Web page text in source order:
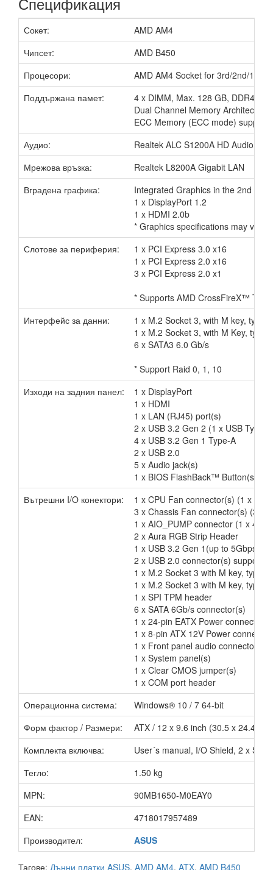
Сокет:
AMD AM4
Чипсет:
AMD B450
Процесори:
AMD AM4 Socket for 3rd/2nd/1st
Поддържана памет:
4 x DIMM, Max. 128 GB, DDR4
Dual Channel Memory Architecture
ECC Memory (ECC mode) support
Аудио:
Realtek ALC S1200A HD Audio
Мрежова връзка:
Realtek L8200A Gigabit LAN
Вградена графика:
Integrated Graphics in the 2nd
1 x DisplayPort 1.2
1 x HDMI 2.0b
* Graphics specifications may vary
Слотове за периферия:
1 x PCI Express 3.0 x16
1 x PCI Express 2.0 x16
3 x PCI Express 2.0 x1
* Supports AMD CrossFireX™
Интерфейс за данни:
1 x M.2 Socket 3, with M key, type
1 x M.2 Socket 3, with M Key, type
6 x SATA3 6.0 Gb/s
* Support Raid 0, 1, 10
Изходи на задния панел:
1 x DisplayPort
1 x HDMI
1 x LAN (RJ45) port(s)
2 x USB 3.2 Gen 2 (1 x USB Type-
4 x USB 3.2 Gen 1 Type-A
2 x USB 2.0
5 x Audio jack(s)
1 x BIOS FlashBack™ Button(s)
Вътрешни I/O конектори:
1 x CPU Fan connector(s) (1 x 4 -
3 x Chassis Fan connector(s) (3 x
1 x AIO_PUMP connector (1 x 4 -
2 x Aura RGB Strip Header
1 x USB 3.2 Gen 1(up to 5Gbps)
2 x USB 2.0 connector(s)
1 x M.2 Socket 3 with M key, type
1 x M.2 Socket 3 with M key, type
1 x SPI TPM header
6 x SATA 6Gb/s connector(s)
1 x 24-pin EATX Power
1 x 8-pin ATX 12V Power
1 x Front panel audio connector(s)
1 x System panel(s)
1 x Clear CMOS jumper(s)
1 x COM port header
Операционна система:
Windows® 10 / 7 64-bit
Форм фактор / Размери:
ATX / 12 x 9.6 inch (30.5 x 24.4 cm)
Комплекта включва:
User´s manual, I/O Shield, 2 x
Тегло:
1.50 kg
MPN:
90MB1650-M0EAY0
EAN:
4718017957489
Производител:
ASUS
Тагове: Дънни платки ASUS, AMD AM4, ATX, AMD B450